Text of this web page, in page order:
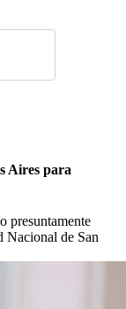
Aires para
presuntamente
Nacional de San